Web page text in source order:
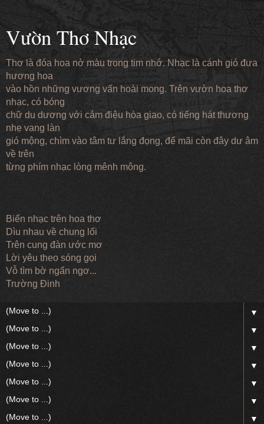
Vườn Thơ Nhạc
Thơ là đóa hoa nở màu trong tim nhớ. Nhạc là cánh gió đưa
hương hoa
vào hồn những vương vấn hoài mong. Trên vườn hoa thơ
nhạc, có bóng
chữ du dương với cảm điệu hòa giao, có tiếng hát thương
nhẹ vang làn
gió mộng, chìm vào tâm tư lắng đọng, để mãi còn đây dư âm
về trên
từng phím nhạc lòng mênh mông.
Biển nhạc trên hoa thơ
Dìu nhau về chung lối
Trên cung đàn ước mơ
Lời yêu theo sóng gọi
Vỗ tìm bờ ngẩn ngơ...
Trường Đinh
▼
▼
▼
▼
▼
▼
▼